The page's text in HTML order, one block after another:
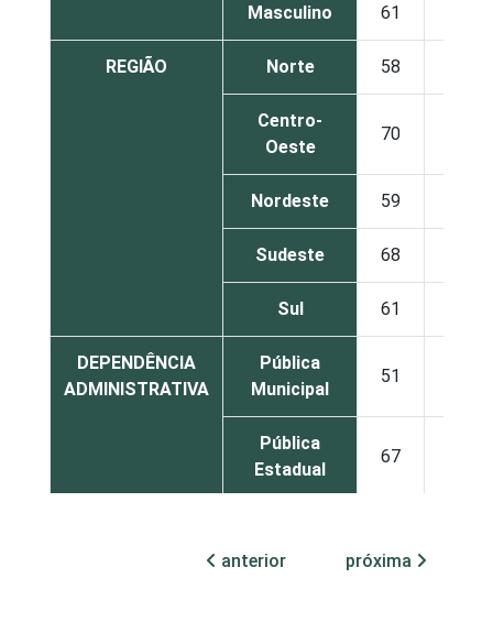
Masculino 61
REGIÃO Norte 58
Centro-
Oeste
70
Nordeste 59
Sudeste 68
Sul 61
DEPENDÊNCIA
ADMINISTRATIVA
Pública
Municipal
51
Pública
Estadual
67
Públicas
anterior próxima